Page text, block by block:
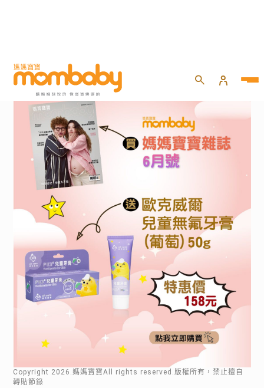
Copyright 2026 .媽媽寶寶All rights reserved.版權所有，禁止擅自
轉貼節錄